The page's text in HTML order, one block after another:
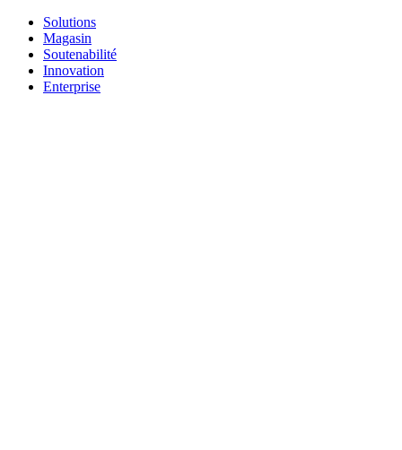
Solutions
Magasin
Soutenabilité
Innovation
Enterprise